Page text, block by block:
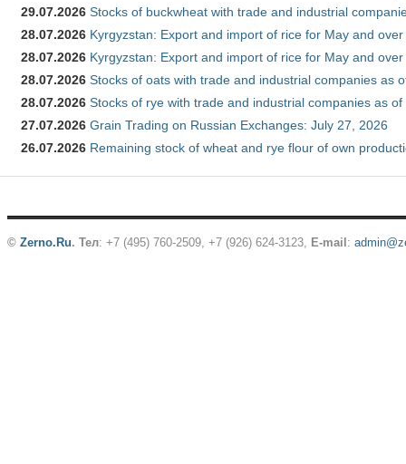
29.07.2026 Stocks of buckwheat with trade and industrial
28.07.2026 Kyrgyzstan: Export and import of rice for May and
28.07.2026 Kyrgyzstan: Export and import of rice for May and
28.07.2026 Stocks of oats with trade and industrial companies as
28.07.2026 Stocks of rye with trade and industrial companies as
27.07.2026 Grain Trading on Russian Exchanges: July 27, 2026
26.07.2026 Remaining stock of wheat and rye flour of own
© Zerno.Ru. Тел: +7 (495) 760-2509, +7 (926) 624-3123, E-mail :